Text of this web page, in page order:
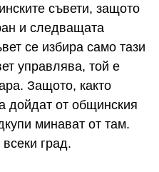
съвети, защото
и следващата
се избира само тази
управлява, той е
Защото, както
дойдат от общинския
минават от там.
град.